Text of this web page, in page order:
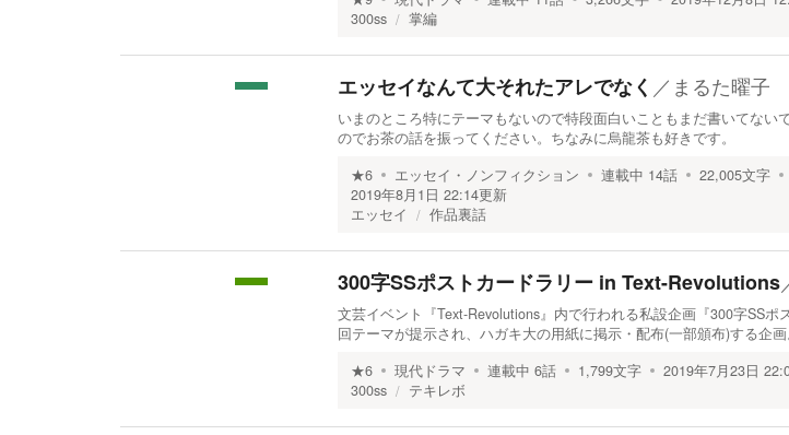
300ss
掌編
エッセイなんて大それたアレでなく ／ まるた曜子
いまのところ特にテーマもないので特段面白いこともまだ書いてない
のでお茶の話を振ってください。ちなみに烏龍茶も好きです。
★6 エッセイ・ノンフィクション 連載中 14話 22,005文字
2019年8月1日 22:14更新
エッセイ
作品裏話
300字SSポストカードラリー in Text-Revolutions
文芸イベント『Text-Revolutions』内で行われる私設企画『300字SSポ
回テーマが提示され、ハガキ大の用紙に掲示・配布(一部頒布)する企
★6 現代ドラマ 連載中 6話 1,799文字 2019年7月23日
300ss
テキレボ